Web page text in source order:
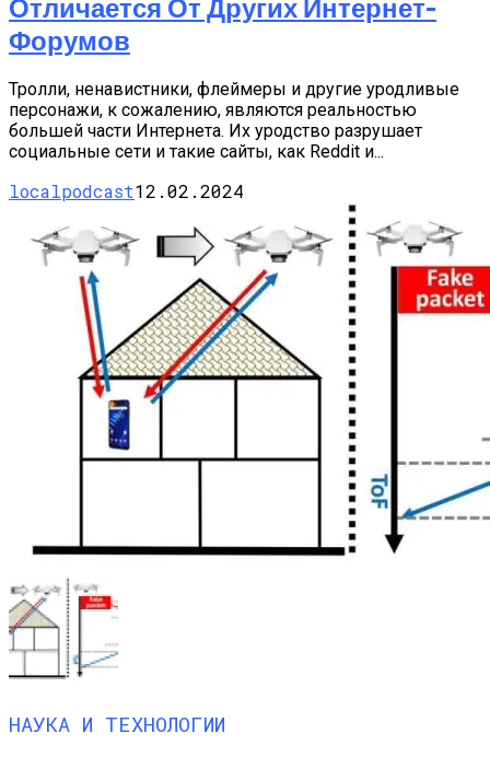
Отличается От Других Интернет-
Форумов
Тролли, ненавистники, флеймеры и другие уродливые
персонажи, к сожалению, являются реальностью
большей части Интернета. Их уродство разрушает
социальные сети и такие сайты, как Reddit и...
localpodcast12.02.2024
НАУКА И ТЕХНОЛОГИИ